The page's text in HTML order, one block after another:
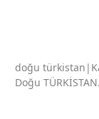
doğu
Doğu TÜRKİSTAN.